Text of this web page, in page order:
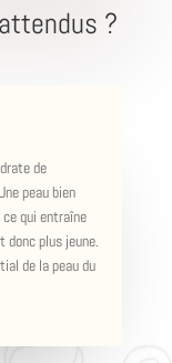
?
de
peau bien
qui entraîne
donc plus jeune.
de la peau du